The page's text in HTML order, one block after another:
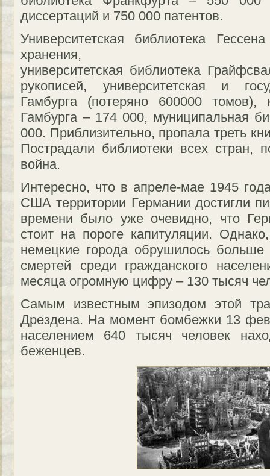
диссертаций и 750 000 патентов.
Университетская библиотека
хранения,
университетская библиотека
рукописей, университетская и
Гамбурга (потеряно 600000 томов),
Гамбурга – 174 000, муниципальная
000. Приблизительно, пропала треть
Пострадали библиотеки всех стран,
война.
Интересно, что в апреле-мае 1945
США территории Германии достигли
времени было уже очевидно, что
стоит на пороге капитуляции.
немецкие города обрушилось больше
смертей среди гражданского
месяца огромную цифру – 130 тысяч
Самым известным эпизодом этой
Дрездена. На момент бомбежки 13
населением 640 тысяч человек
беженцев.